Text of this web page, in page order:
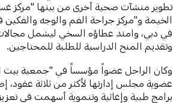
تطوير منشآت صحية أخرى من بينها "مركز
الخيمة و"مركز جراحة الفم والوجه
في دبي، وامتد عطاؤه السخي ليشمل
وتقديم المنح الدراسية للطلبة للمحتاجين.
وكان الراحل عضواً مؤسساً في "جمعية بيت
عضوية مجلس إدارتها لأكثر من ثلاثة عقود،
برامج طبية وإغاثية وتنموية أسهمت في